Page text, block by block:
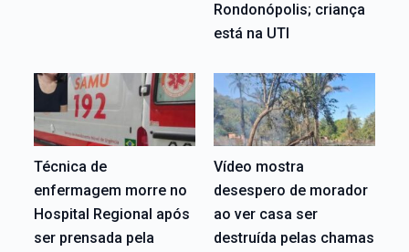
Rondonópolis; criança
está na UTI
Técnica de
enfermagem morre no
Hospital Regional após
ser prensada pela
Vídeo mostra
desespero de morador
ao ver casa ser
destruída pelas chamas